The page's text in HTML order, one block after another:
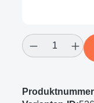
Produkt